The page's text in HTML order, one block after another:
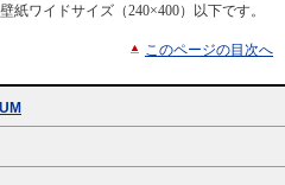
紙ワイドサイズ（240×400）以下です。
このページの目次へ